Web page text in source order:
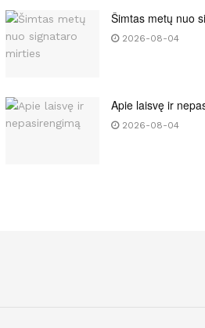
Šimtas metų nuo
2026-08-04
Apie laisvę ir
2026-08-04